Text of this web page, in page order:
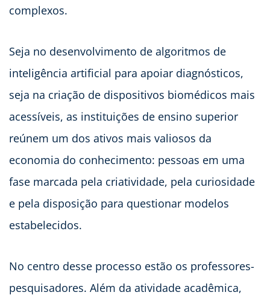
complexos.
Seja no desenvolvimento de algoritmos de
inteligência artificial para apoiar diagnósticos,
seja na criação de dispositivos biomédicos mais
acessíveis, as instituições de ensino superior
reúnem um dos ativos mais valiosos da
economia do conhecimento: pessoas em uma
fase marcada pela criatividade, pela curiosidade
e pela disposição para questionar modelos
estabelecidos.
No centro desse processo estão os professores-
pesquisadores. Além da atividade acadêmica,